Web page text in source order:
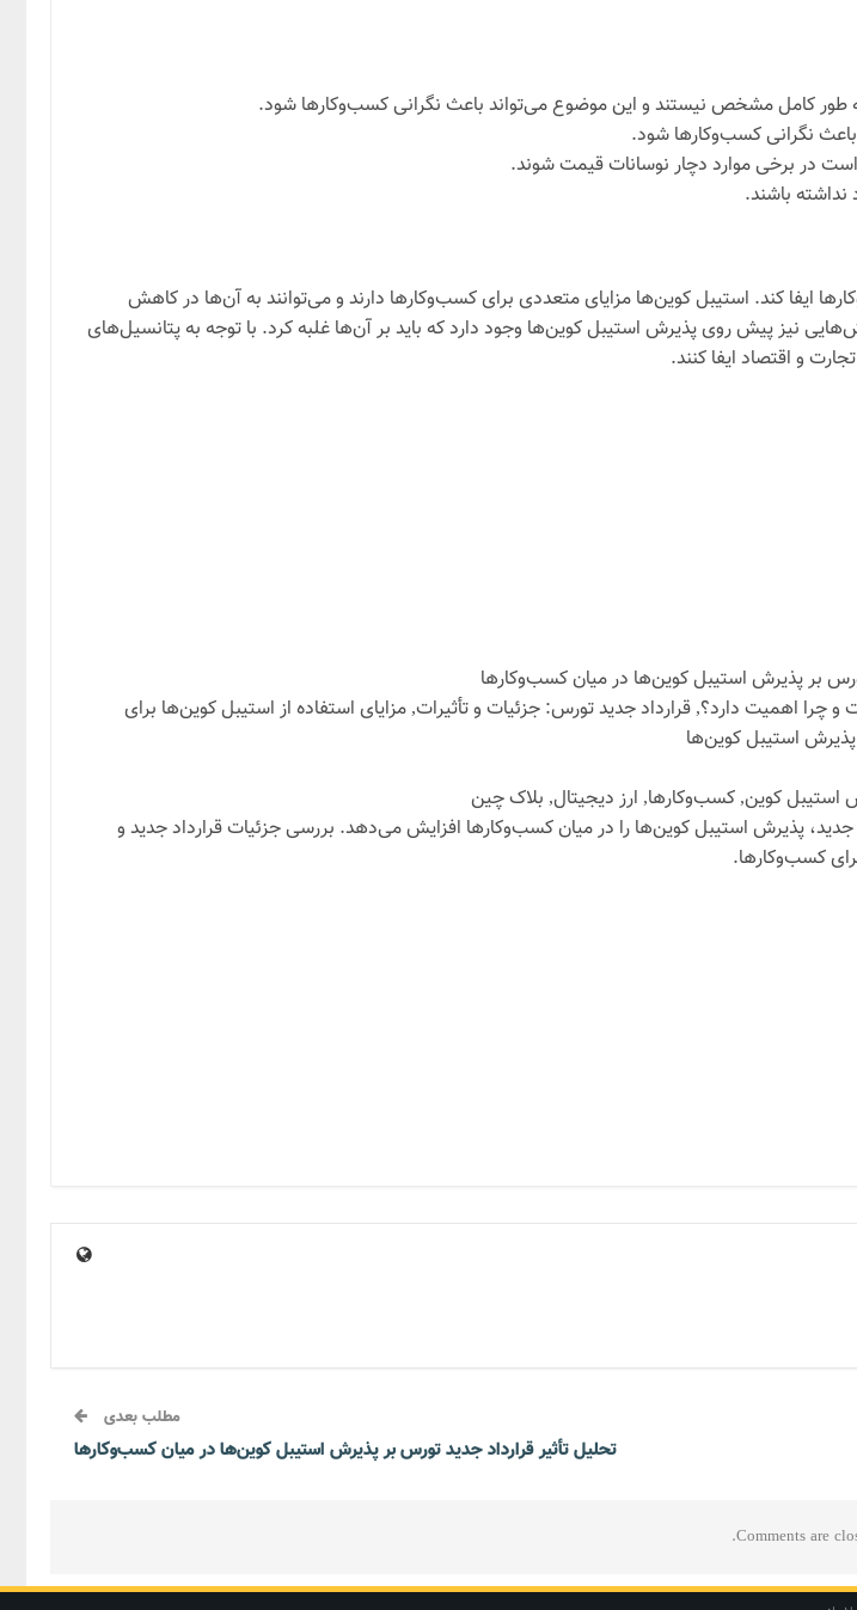
طور کامل مشخص نیستند و این موضوع می‌تواند باعث نگرانی کسب‌وکارها شود.
نگرانی کسب‌وکارها شود.
است در برخی موارد دچار نوسانات قیمت شوند.
باشند.
ایفا کند. استیبل کوین‌ها مزایای متعددی برای کسب‌وکارها دارند و می‌توانند به آن‌ها در کاهش
نیز پیش روی پذیرش استیبل کوین‌ها وجود دارد که باید بر آن‌ها غلبه کرد. با توجه به پتانسیل‌های
و اقتصاد ایفا کنند.
بر پذیرش استیبل کوین‌ها در میان کسب‌وکارها
چرا اهمیت دارد؟, قرارداد جدید تورس: جزئیات و تأثیرات, مزایای استفاده از استیبل کوین‌ها برای
استیبل کوین‌ها
کوین, کسب‌وکارها, ارز دیجیتال, بلاک چین
جدید، پذیرش استیبل کوین‌ها را در میان کسب‌وکارها افزایش می‌دهد. بررسی جزئیات قرارداد جدید و
کسب‌وکارها.
مطلب بعدی
تحلیل تأثیر قرارداد جدید تورس بر پذیرش استیبل کوین‌ها در میان کسب‌وکارها
Comments are